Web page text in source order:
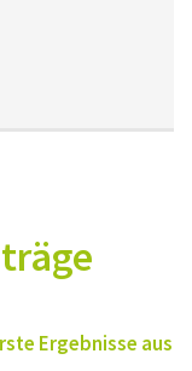
Ergebnisse aus